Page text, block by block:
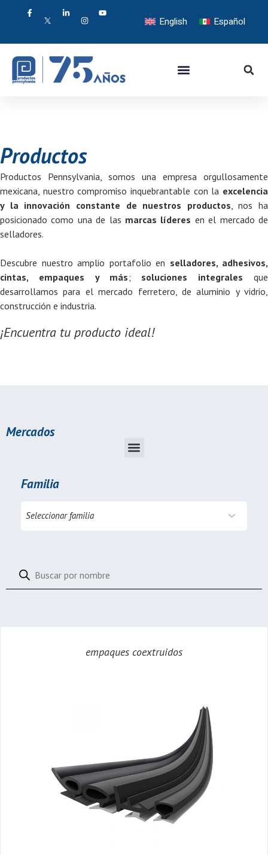
English Español
Productos
Productos Pennsylvania, somos una empresa orgullosamente
mexicana, nuestro compromiso inquebrantable con la excelencia
y la innovación constante de nuestros productos , nos ha
posicionado como una de las marcas líderes en el mercado de
selladores.
Descubre nuestro amplio portafolio en selladores, adhesivos,
cintas, empaques y más; soluciones integrales que
desarrollamos para el mercado ferretero, de aluminio y vidrio,
construcción e industria.
¡Encuentra tu producto ideal!
Mercados
Familia
empaques coextruidos